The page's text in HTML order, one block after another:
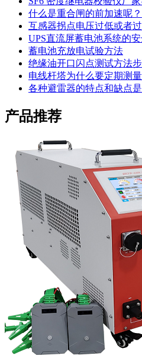
什么是重合闸的前加速呢？
互感器拐点电压过低或者
UPS直流屏蓄电池系统的
蓄电池充放电试验方法
绝缘油开口闪点测试方法
电线杆塔为什么要定期测
各种避雷器的特点和缺点
产品推荐